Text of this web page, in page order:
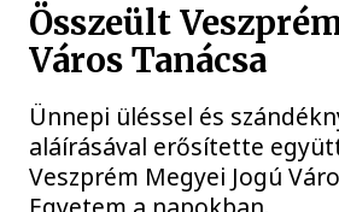
Összeült
Város Tanácsa
Ünnepi üléssel és
aláírásával erősítette
Veszprém Megyei Jogú